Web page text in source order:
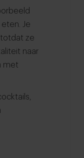
Je
ze
naar
met